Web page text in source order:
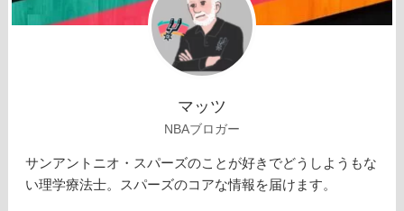
マッツ
NBAブロガー
サンアントニオ・スパーズのことが好きでどうしようもな
い理学療法士。スパーズのコアな情報を届けます。